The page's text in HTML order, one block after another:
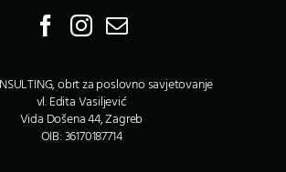
obrt za poslovno savjetovanje
vl. Edita Vasiljević
Vida Došena 44, Zagreb
OIB: 36170187714